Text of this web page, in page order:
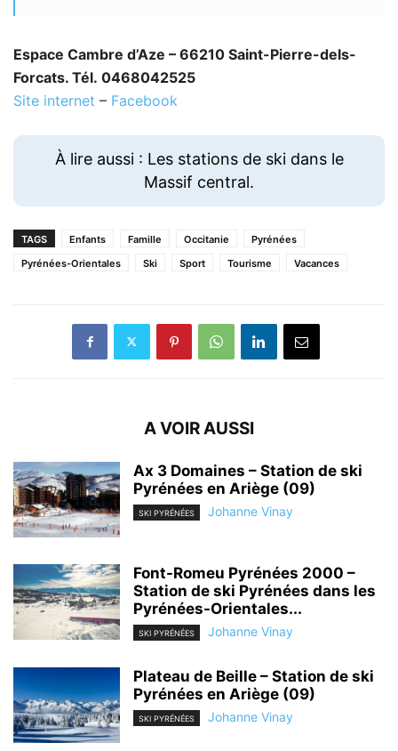
Espace Cambre d’Aze – 66210 Saint-Pierre-dels-
Forcats. Tél. 0468042525
Site internet – Facebook
À lire aussi : Les stations de ski dans le
Massif central.
TAGS Enfants Famille Occitanie
Pyrénées
Pyrénées-Orientales
Ski Sport Tourisme Vacances
A VOIR AUSSI
Ax 3 Domaines – Station de ski
Pyrénées en Ariège (09)
SKI PYRÉNÉES Johanne Vinay
Font-Romeu Pyrénées 2000 –
Station de ski Pyrénées dans les
Pyrénées-Orientales...
SKI PYRÉNÉES Johanne Vinay
Plateau de Beille – Station de ski
Pyrénées en Ariège (09)
SKI PYRÉNÉES Johanne Vinay